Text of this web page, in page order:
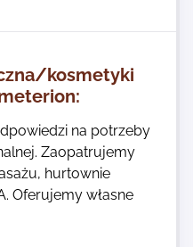
kosmetyki
na potrzeby
Zaopatrujemy
hurtownie
Oferujemy własne